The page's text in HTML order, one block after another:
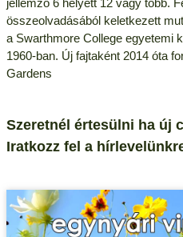
jellemző 6 helyett 12 vagy több.
összeolvadásából keletkezett
a Swarthmore College egyetemi
1960-ban. Új fajtaként 2014 óta
Gardens
Szeretnél értesülni ha új
Iratkozz fel a